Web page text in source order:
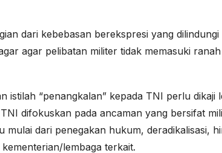
dari kebebasan berekspresi yang dilindungi
agar pelibatan militer tidak memasuki
istilah “penangkalan” kepada TNI perlu dikaji
difokuskan pada ancaman yang bersifat
mulai dari penegakan hukum, deradikalisasi,
lembaga terkait.